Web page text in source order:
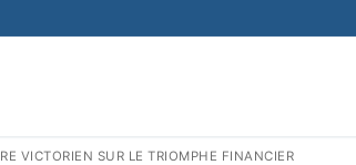
VICTORIEN SUR LE TRIOMPHE FINANCIER